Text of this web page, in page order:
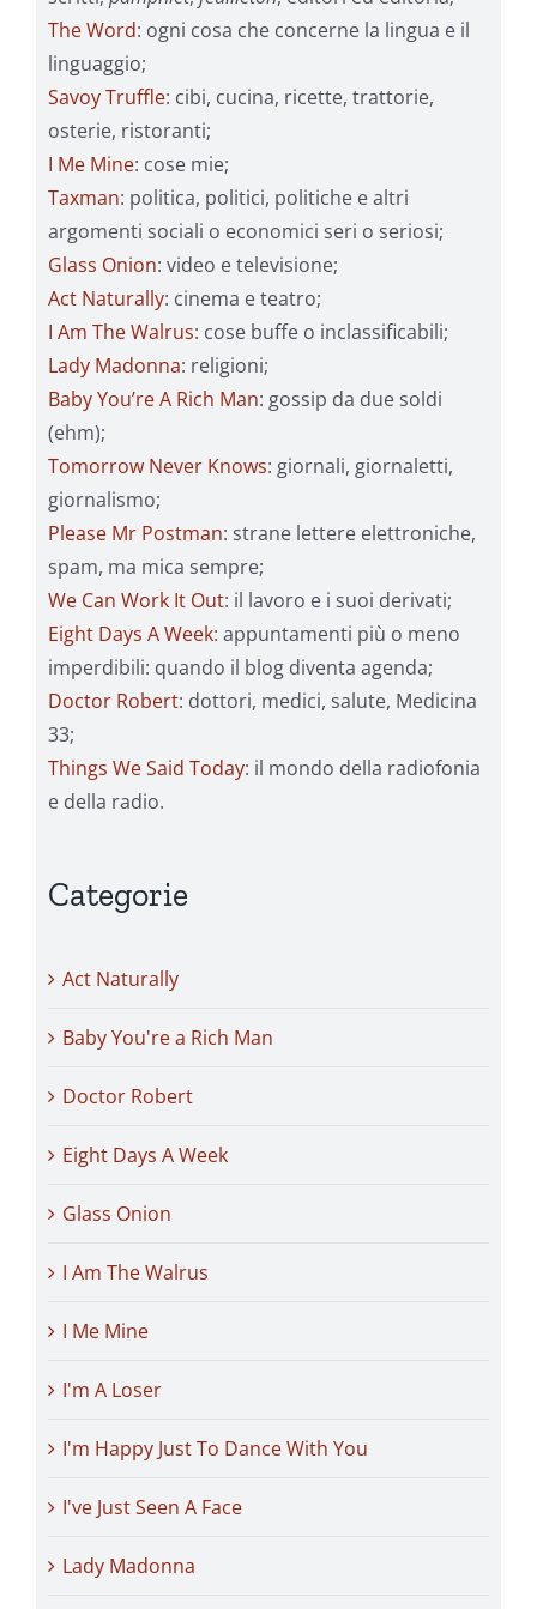
The Word: ogni cosa che concerne la lingua e il
linguaggio;
Savoy Truffle: cibi, cucina, ricette, trattorie,
osterie, ristoranti;
I Me Mine: cose mie;
Taxman: politica, politici, politiche e altri
argomenti sociali o economici seri o seriosi;
Glass Onion: video e televisione;
Act Naturally: cinema e teatro;
I Am The Walrus: cose buffe o inclassificabili;
Lady Madonna: religioni;
Baby You’re A Rich Man: gossip da due soldi
(ehm);
Tomorrow Never Knows: giornali, giornaletti,
giornalismo;
Please Mr Postman: strane lettere elettroniche,
spam, ma mica sempre;
We Can Work It Out: il lavoro e i suoi derivati;
Eight Days A Week: appuntamenti più o meno
imperdibili: quando il blog diventa agenda;
Doctor Robert: dottori, medici, salute, Medicina
33;
Things We Said Today: il mondo della radiofonia
e della radio.
Categorie
Act Naturally
Baby You're a Rich Man
Doctor Robert
Eight Days A Week
Glass Onion
I Am The Walrus
I Me Mine
I'm A Loser
I'm Happy Just To Dance With You
I've Just Seen A Face
Lady Madonna